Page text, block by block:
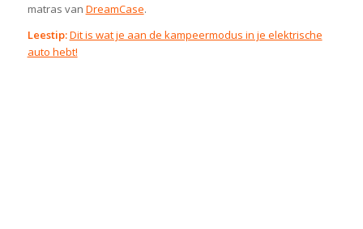
matras van DreamCase.
Leestip:Dit is wat je aan de kampeermodus in je elektrische
auto hebt!